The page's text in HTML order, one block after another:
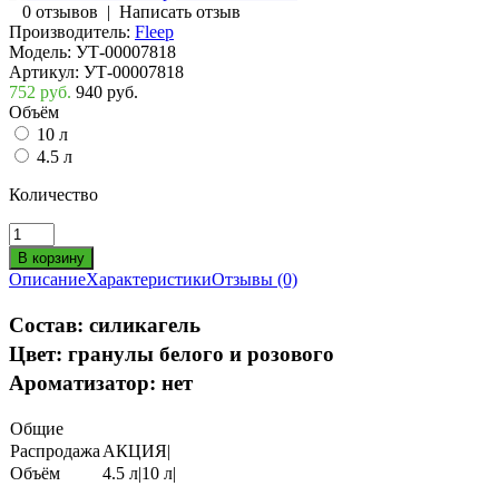
0 отзывов | Написать отзыв
Производитель: Fleep
Модель: УТ-00007818
Артикул: УТ-00007818
752 руб. 940 руб.
Объём
10 л
4.5 л
Количество
ОписаниеХарактеристикиОтзывы (0)
Состав: силикагель
Цвет: гранулы белого и розового
Ароматизатор: нет
Общие
Распродажа АКЦИЯ|
Объём
4.5 л|10 л|